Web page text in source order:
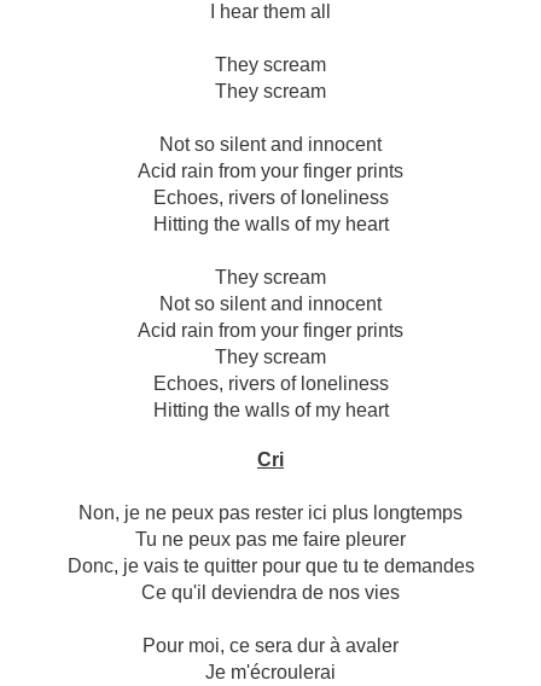
I hear them all
They scream
They scream
Not so silent and innocent
Acid rain from your finger prints
Echoes, rivers of loneliness
Hitting the walls of my heart
They scream
Not so silent and innocent
Acid rain from your finger prints
They scream
Echoes, rivers of loneliness
Hitting the walls of my heart
Cri
Non, je ne peux pas rester ici plus longtemps
Tu ne peux pas me faire pleurer
Donc, je vais te quitter pour que tu te demandes
Ce qu'il deviendra de nos vies
Pour moi, ce sera dur à avaler
Je m'écroulerai